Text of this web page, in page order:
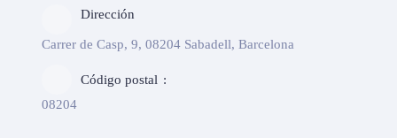
Dirección
Carrer de Casp, 9, 08204 Sabadell, Barcelona
Código postal
08204